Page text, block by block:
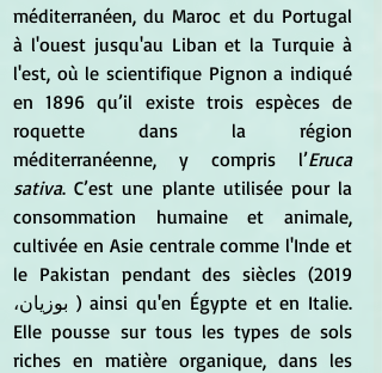
méditerranéen, du Maroc et du Portugal
à l'ouest jusqu'au Liban et la Turquie à
l'est, où le scientifique Pignon a indiqué
en 1896 qu’il existe trois espèces de
roquette dans la région
méditerranéenne, y compris l’Eruca
sativa. C’est une plante utilisée pour la
consommation humaine et animale,
cultivée en Asie centrale comme l'Inde et
le Pakistan pendant des siècles (2019
،بوزيان ) ainsi qu'en Égypte et en Italie.
Elle pousse sur tous les types de sols
riches en matière organique, dans les